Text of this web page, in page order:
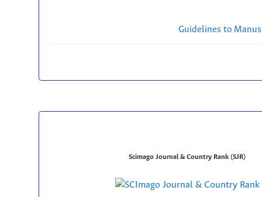
Guidelines to
Scimago Journal & Country Rank (SJR)